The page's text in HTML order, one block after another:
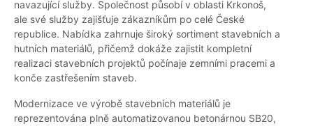
navazující služby. Společnost působí v oblasti Krkonoš,
ale své služby zajišťuje zákazníkům po celé České
republice. Nabídka zahrnuje široký sortiment stavebních a
hutních materiálů, přičemž dokáže zajistit kompletní
realizaci stavebních projektů počínaje zemními pracemi a
konče zastřešením staveb.
Modernizace ve výrobě stavebních materiálů je
reprezentována plně automatizovanou betonárnou SB20,